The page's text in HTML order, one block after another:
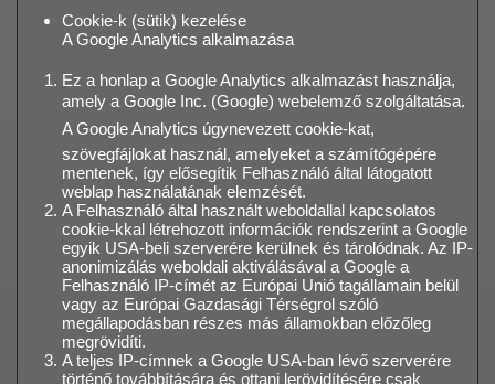
Cookie-k (sütik) kezelése
A Google Analytics alkalmazása
Ez a honlap a Google Analytics alkalmazást használja,
amely a Google Inc. (Google) webelemző szolgáltatása.
A Google Analytics úgynevezett cookie-kat,
szövegfájlokat használ, amelyeket a számítógépére
mentenek, így elősegítik Felhasználó által látogatott
weblap használatának elemzését.
A Felhasználó által használt weboldallal kapcsolatos
cookie-kkal létrehozott információk rendszerint a Google
egyik USA-beli szerverére kerülnek és tárolódnak. Az IP-
anonimizálás weboldali aktiválásával a Google a
Felhasználó IP-címét az Európai Unió tagállamain belül
vagy az Európai Gazdasági Térségrol szóló
megállapodásban részes más államokban előzőleg
megrövidíti.
A teljes IP-címnek a Google USA-ban lévő szerverére
történő továbbítására és ottani lerövidítésére csak